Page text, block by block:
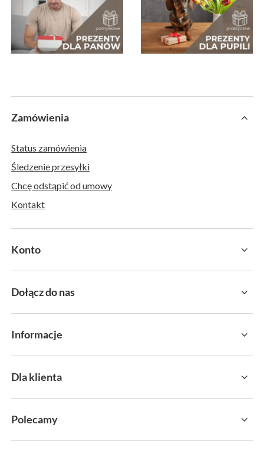
Zamówienia
Status zamówienia
Śledzenie przesyłki
Chcę odstąpić od umowy
Kontakt
Konto
Dołącz do nas
Informacje
Dla klienta
Polecamy